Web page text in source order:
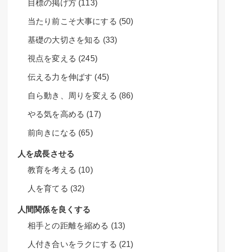
目標の掲げ方 (113)
当たり前こそ大事にする (50)
基礎の大切さを知る (33)
視点を変える (245)
伝える力を伸ばす (45)
自ら動き、周りを変える (86)
やる気を高める (17)
前向きになる (65)
人を成長させる
教育を考える (10)
人を育てる (32)
人間関係を良くする
相手との距離を縮める (13)
人付き合いをラクにする (21)